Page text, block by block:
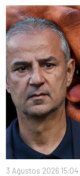
3 Ağustos 2026 15:04